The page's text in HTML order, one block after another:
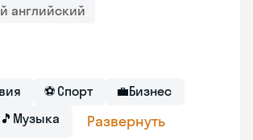
английский
⚽ Спорт 💼Бизнес
🎵 Музыка Развернуть